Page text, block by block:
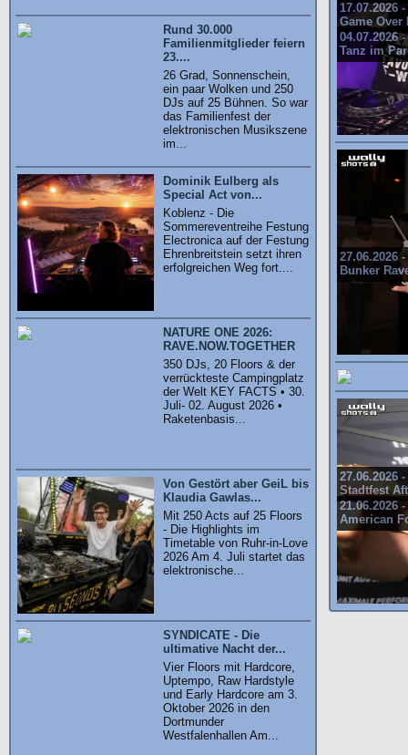
17.07.2026
Game Over
04.07.2026
Tanz im
27.06.2026
Bunker
27.06.2026
Stadtfest
21.06.2026
American
Rund 30.000
Familienmitglieder feiern
23....
26 Grad, Sonnenschein,
ein paar Wolken und 250
DJs auf 25 Bühnen. So war
das Familienfest der
elektronischen Musikszene
im...
Dominik Eulberg als
Special Act von...
Koblenz - Die
Sommereventreihe Festung
Electronica auf der Festung
Ehrenbreitstein setzt ihren
erfolgreichen Weg fort....
NATURE ONE 2026:
RAVE.NOW.TOGETHER
350 DJs, 20 Floors & der
verrückteste Campingplatz
der Welt KEY FACTS • 30.
Juli- 02. August 2026 •
Raketenbasis...
Von Gestört aber GeiL bis
Klaudia Gawlas...
Mit 250 Acts auf 25 Floors
- Die Highlights im
Timetable von Ruhr-in-Love
2026 Am 4. Juli startet das
elektronische...
SYNDICATE - Die
ultimative Nacht der...
Vier Floors mit Hardcore,
Uptempo, Raw Hardstyle
und Early Hardcore am 3.
Oktober 2026 in den
Dortmunder
Westfalenhallen Am...